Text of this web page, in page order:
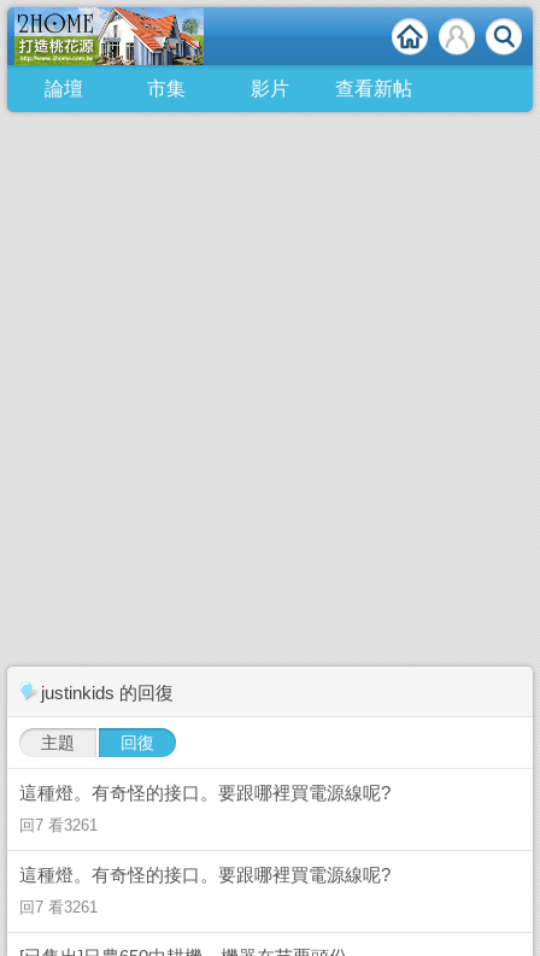
論壇 市集 影片 查看新帖
justinkids 的回復
主題 回復
這種燈。有奇怪的接口。要跟哪裡買電源線呢?
回7 看3261
這種燈。有奇怪的接口。要跟哪裡買電源線呢?
回7 看3261